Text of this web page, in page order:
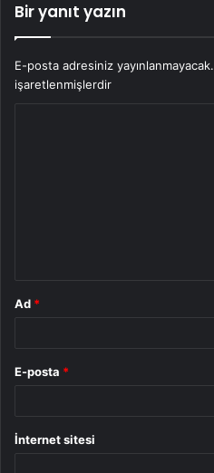
Bir yanıt yazın
E-posta adresiniz yayınlanmayacak.
işaretlenmişlerdir
Ad *
E-posta *
İnternet sitesi